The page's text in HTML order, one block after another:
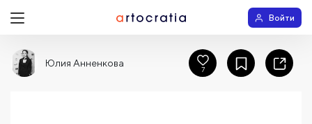
Войти
Юлия Анненкова
7